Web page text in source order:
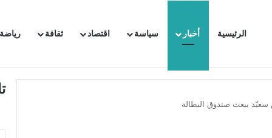
الرئيسية أخبار سياسة اقتصاد ثقافة رياضة
الفرنسية بتونس وتبلغها احتجاجا شديد اللهجة !!
ببعث صندوق البطالة